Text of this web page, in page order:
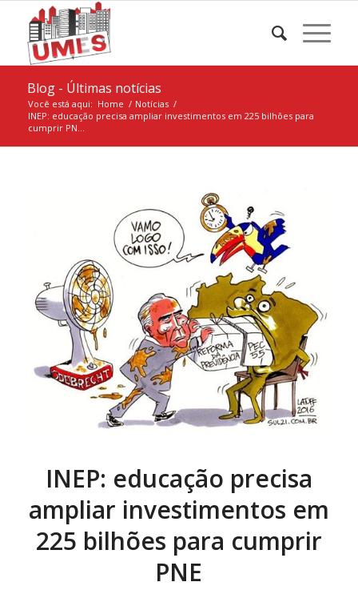
Blog - Últimas notícias
Você está aqui: Home / Notícias /
INEP: educação precisa ampliar investimentos em 225 bilhões para
cumprir PN...
INEP: educação precisa
ampliar investimentos em
225 bilhões para cumprir
PNE